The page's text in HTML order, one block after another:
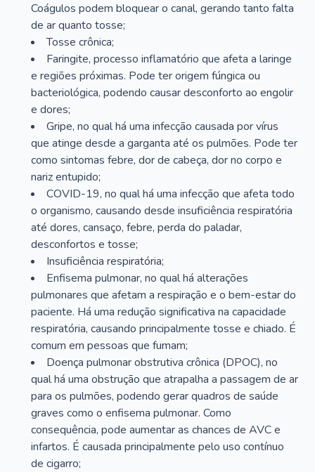
Coágulos podem bloquear o canal, gerando tanto falta
de ar quanto tosse;
Tosse crônica;
Faringite, processo inflamatório que afeta a laringe
e regiões próximas. Pode ter origem fúngica ou
bacteriológica, podendo causar desconforto ao engolir
e dores;
Gripe, no qual há uma infecção causada por vírus
que atinge desde a garganta até os pulmões. Pode ter
como sintomas febre, dor de cabeça, dor no corpo e
nariz entupido;
COVID-19, no qual há uma infecção que afeta todo
o organismo, causando desde insuficiência respiratória
até dores, cansaço, febre, perda do paladar,
desconfortos e tosse;
Insuficiência respiratória;
Enfisema pulmonar, no qual há alterações
pulmonares que afetam a respiração e o bem-estar do
paciente. Há uma redução significativa na capacidade
respiratória, causando principalmente tosse e chiado. É
comum em pessoas que fumam;
Doença pulmonar obstrutiva crônica (DPOC), no
qual há uma obstrução que atrapalha a passagem de ar
para os pulmões, podendo gerar quadros de saúde
graves como o enfisema pulmonar. Como
consequência, pode aumentar as chances de AVC e
infartos. É causada principalmente pelo uso contínuo
de cigarro;